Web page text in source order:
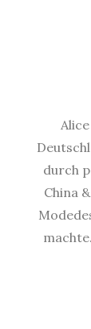
durch
China